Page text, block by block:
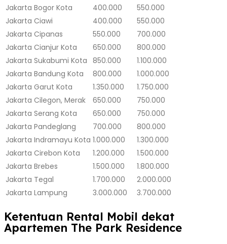
Jakarta Bogor Kota 400.000
550.000
Jakarta Ciawi 400.000
550.000
Jakarta Cipanas 550.000
700.000
Jakarta Cianjur Kota 650.000
800.000
Jakarta Sukabumi Kota 850.000
1.100.000
Jakarta Bandung Kota 800.000
1.000.000
Jakarta Garut Kota 1.350.000
1.750.000
Jakarta Cilegon, Merak 650.000
750.000
Jakarta Serang Kota 650.000
750.000
Jakarta Pandeglang 700.000
800.000
Jakarta Indramayu Kota 1.000.000
1.300.000
Jakarta Cirebon Kota 1.200.000
1.500.000
Jakarta Brebes 1.500.000
1.800.000
Jakarta Tegal 1.700.000
2.000.000
Jakarta Lampung 3.000.000 3.700.000
Ketentuan Rental Mobil dekat
Apartemen The Park Residence